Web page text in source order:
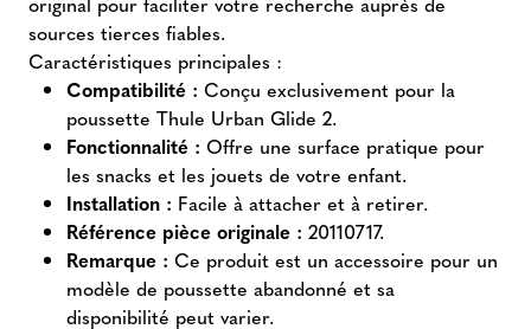
sources tierces fiables.
Caractéristiques principales :
Compatibilité : Conçu exclusivement pour la
poussette Thule Urban Glide 2.
Fonctionnalité : Offre une surface pratique pour
les snacks et les jouets de votre enfant.
Installation : Facile à attacher et à retirer.
Référence pièce originale : 20110717.
Remarque : Ce produit est un accessoire pour un
modèle de poussette abandonné et sa
disponibilité peut varier.